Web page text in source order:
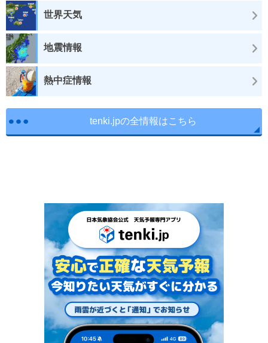
世界天気
地震情報
熱中症情報
tenki.jpの全情報はこちら